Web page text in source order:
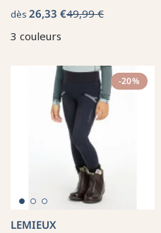
dès 26,33 €49,99 €
3 couleurs
-20%
LEMIEUX